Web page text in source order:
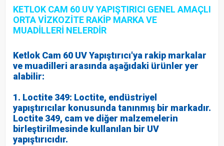
KETLOK CAM 60 UV YAPIŞTIRICI GENEL AMAÇLI
ORTA VİZKOZİTE RAKİP MARKA VE
MUADİLLERİ NELERDİR
Ketlok Cam 60 UV Yapıştırıcı'ya rakip markalar
ve muadilleri arasında aşağıdaki ürünler yer
alabilir:
1. Loctite 349: Loctite, endüstriyel
yapıştırıcılar konusunda tanınmış bir markadır.
Loctite 349, cam ve diğer malzemelerin
birleştirilmesinde kullanılan bir UV
yapıştırıcıdır.